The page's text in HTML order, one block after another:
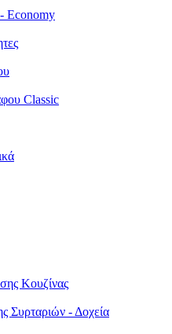
Economy
Classic
Κουζίνας
Συρταριών - Δοχεία